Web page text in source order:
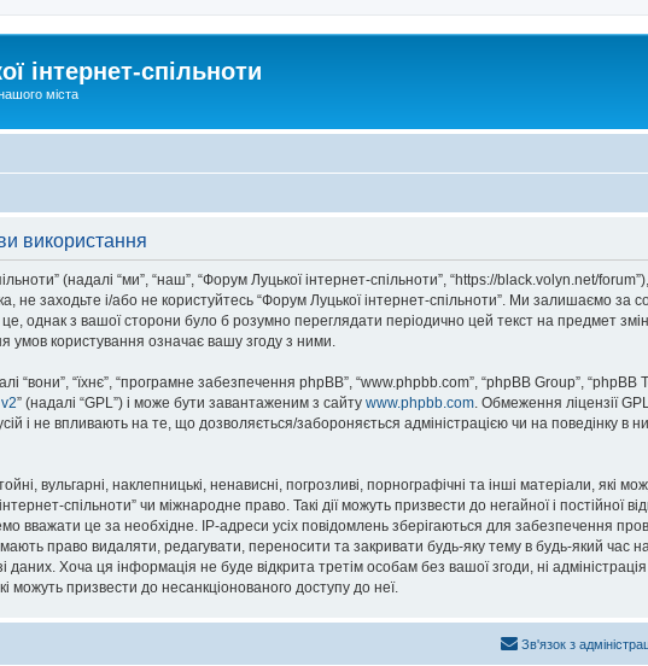
інтернет-спільноти
міста
використання
(надалі “ми”, “наш”, “Форум Луцької інтернет-спільноти”, “https://black.volyn.net/
заходьте і/або не користуйтесь “Форум Луцької інтернет-спільноти”. Ми залишаємо за
однак з вашої сторони було б розумно переглядати періодично цей текст на предмет
умов користування означає вашу згоду з ними.
“їхнє”, “програмне забезпечення phpBB”, “www.phpbb.com”, “phpBB Group”,
” (надалі “GPL”) і може бути завантаженим з сайту www.phpbb.com . Обмеження ліцензії
і не впливають на те, що дозволяється/забороняється адміністрацією чи на поведінку в
вульгарні, наклепницькі, ненависні, погрозливі, порнографічні та інші матеріали, які
спільноти” чи міжнародне право. Такі дії можуть призвести до негайної і постійної
це за необхідне. IP-адреси усіх повідомлень зберігаються для забезпечення
право видаляти, редагувати, переносити та закривати будь-яку тему в будь-який час
Хоча ця інформація не буде відкрита третім особам без вашої згоди, ні
можуть призвести до несанкціонованого доступу до неї.
Зв'язок з